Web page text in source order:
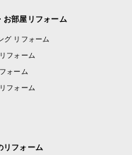
お部屋リフォーム
グ リフォーム
フォーム
ォーム
フォーム
リフォーム